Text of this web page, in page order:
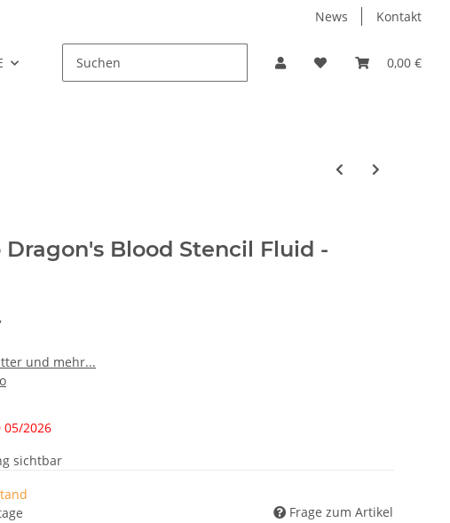
News Kontakt
0,00 €
PROMO
Blood Stencil Fluid -
und mehr...
05/2026
sichtbar
Frage zum Artikel